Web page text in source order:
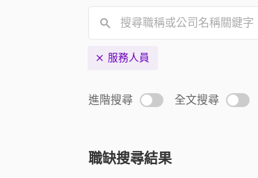
服務人員
進階搜尋 全文搜尋
職缺搜尋結果